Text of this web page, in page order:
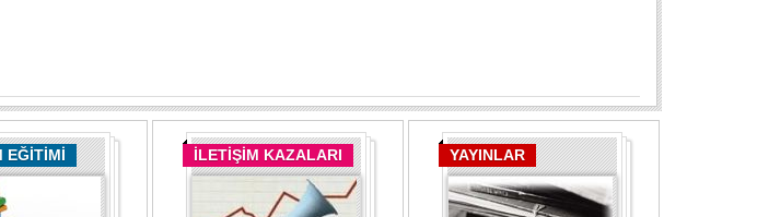
EĞİTİMİ İLETİŞİM KAZALARI YAYINLAR